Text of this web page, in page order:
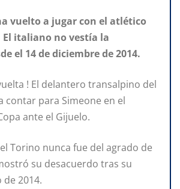
vuelto a jugar con el atlético
El italiano no vestía la
el 14 de diciembre de 2014.
! El delantero transalpino del
contar para Simeone en el
ante el Gijuelo.
Torino nunca fue del agrado de
su desacuerdo tras su
2014.